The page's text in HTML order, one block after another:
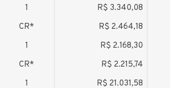
1
R$ 3.340,08
CR*
R$ 2.464,18
1
R$ 2.168,30
CR*
R$ 2.215,74
1
R$ 21.031,58